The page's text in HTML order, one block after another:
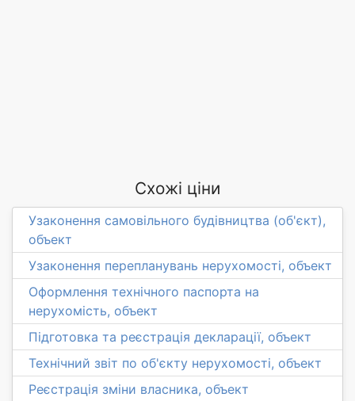
Схожі ціни
Узаконення самовільного будівництва (об'єкт),
объект
Узаконення перепланувань нерухомості, объект
Оформлення технічного паспорта на
нерухомість, объект
Підготовка та реєстрація декларації, объект
Технічний звіт по об'єкту нерухомості, объект
Реєстрація зміни власника, объект